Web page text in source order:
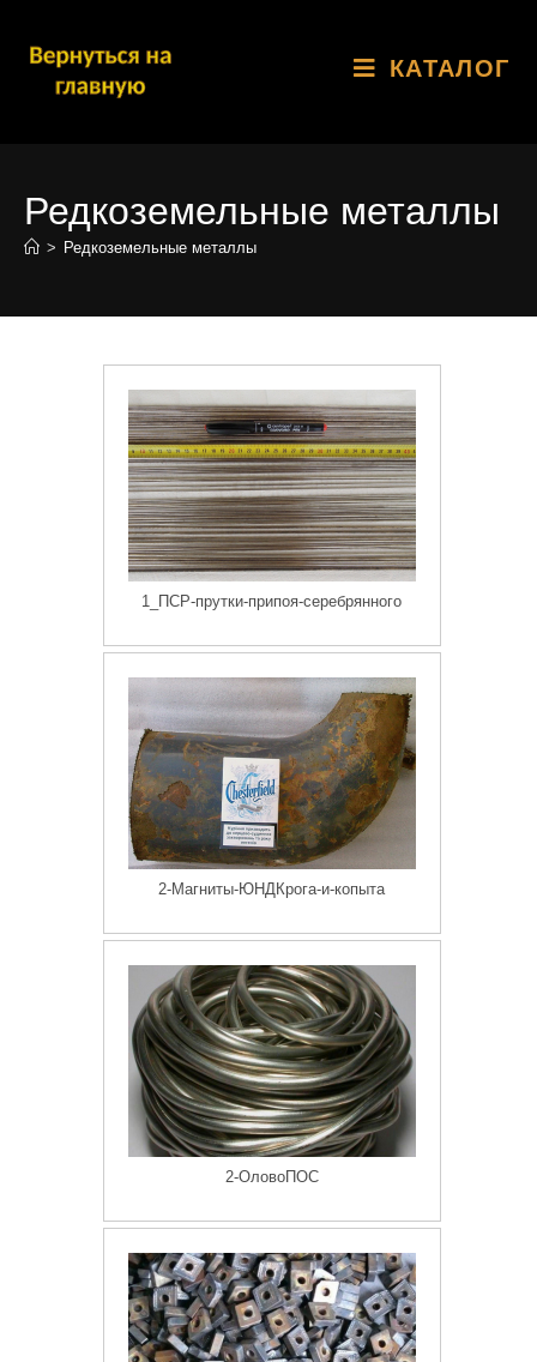
КАТАЛОГ
Редкоземельные металлы
> Редкоземельные металлы
1_ПСР-прутки-припоя-серебрянного
2-Магниты-ЮНДКрога-и-копыта
2-ОловоПОС